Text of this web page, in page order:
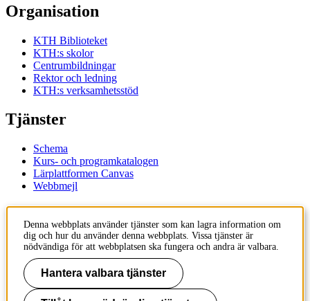
Organisation
KTH Biblioteket
KTH:s skolor
Centrumbildningar
Rektor och ledning
KTH:s verksamhetsstöd
Tjänster
Schema
Kurs- och programkatalogen
Lärplattformen Canvas
Webbmejl
KTH
100 44 Stockholm
+46 8 790 60 00
Kontakta KTH
Denna webbplats använder tjänster som kan lagra information om
dig och hur du använder denna webbplats. Vissa tjänster är
nödvändiga för att webbplatsen ska fungera och andra är valbara.
Hantera valbara tjänster